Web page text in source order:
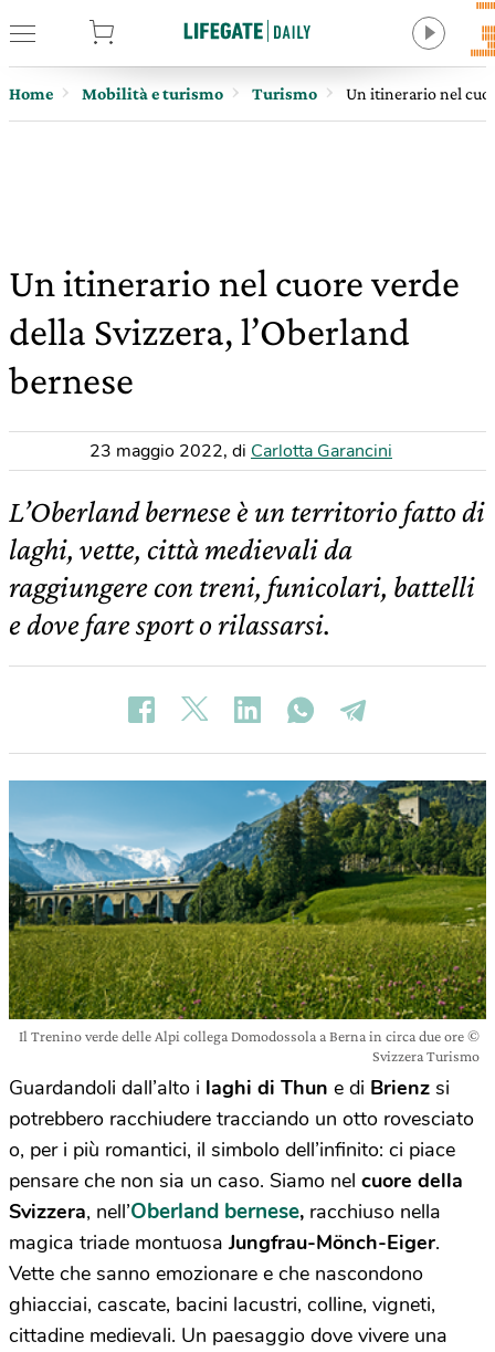
Home Mobilità e turismo Turismo Un itinerario nel
Un itinerario nel cuore verde
della Svizzera, l’Oberland
bernese
23 maggio 2022, di Carlotta Garancini
L’Oberland bernese è un territorio fatto di
laghi, vette, città medievali da
raggiungere con treni, funicolari, battelli
e dove fare sport o rilassarsi.
Il Trenino verde delle Alpi collega Domodossola a Berna in circa due ore ©
Svizzera Turismo
Guardandoli dall’alto i laghi di Thun e di Brienz si
potrebbero racchiudere tracciando un otto rovesciato
o, per i più romantici, il simbolo dell’infinito: ci piace
pensare che non sia un caso. Siamo nel cuore della
Svizzera, nell’Oberland bernese, racchiuso nella
magica triade montuosaJungfrau-Mönch-Eiger.
Vette che sanno emozionare e che nascondono
ghiacciai, cascate, bacini lacustri, colline, vigneti,
cittadine medievali. Un paesaggio dove vivere una